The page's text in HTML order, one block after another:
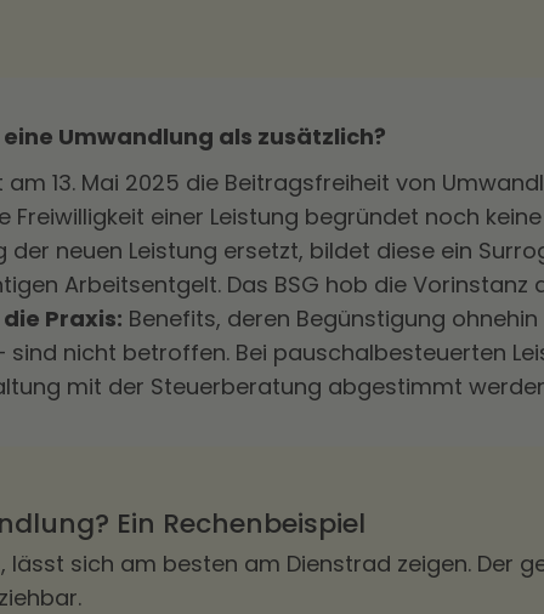
Umwandlung als zusätzlich?
13. Mai 2025 die Beitragsfreiheit von
Freiwilligkeit einer Leistung begründet noch
neuen Leistung ersetzt, bildet diese ein
Arbeitsentgelt. Das BSG hob die Vorinstanz
Praxis: Benefits, deren Begünstigung
sind nicht betroffen. Bei pauschalbesteuerten
mit der Steuerberatung abgestimmt
Ein Rechenbeispiel
lässt sich am besten am Dienstrad zeigen. Der